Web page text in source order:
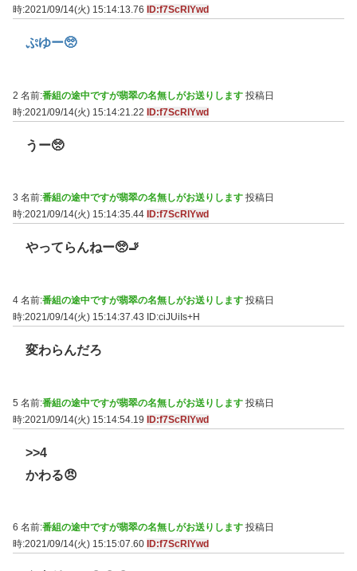
時:2021/09/14(火) 15:14:13.76
ID:f7ScRlYwd
ぷゆー🥺
2 名前:番組の途中ですが翡翠の名無しがお送りします 投稿日
時:2021/09/14(火) 15:14:21.22 ID:f7ScRlYwd
うー🥺
3 名前:番組の途中ですが翡翠の名無しがお送りします 投稿日
時:2021/09/14(火) 15:14:35.44 ID:f7ScRlYwd
やってらんねー🥺🚬
4 名前:番組の途中ですが翡翠の名無しがお送りします 投稿日
時:2021/09/14(火) 15:14:37.43
ID:ciJUiIs+H
変わらんだろ
5 名前:番組の途中ですが翡翠の名無しがお送りします 投稿日
時:2021/09/14(火) 15:14:54.19 ID:f7ScRlYwd
>>4
かわる😠
6 名前:番組の途中ですが翡翠の名無しがお送りします 投稿日
時:2021/09/14(火) 15:15:07.60 ID:f7ScRlYwd